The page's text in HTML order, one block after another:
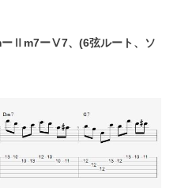
Ⅱm7ーⅤ7、(6弦ルート、ソ